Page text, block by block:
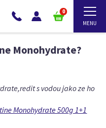
0
Monohydrate?
s vodou jako ze ho
Monohydrate 500g 1+1